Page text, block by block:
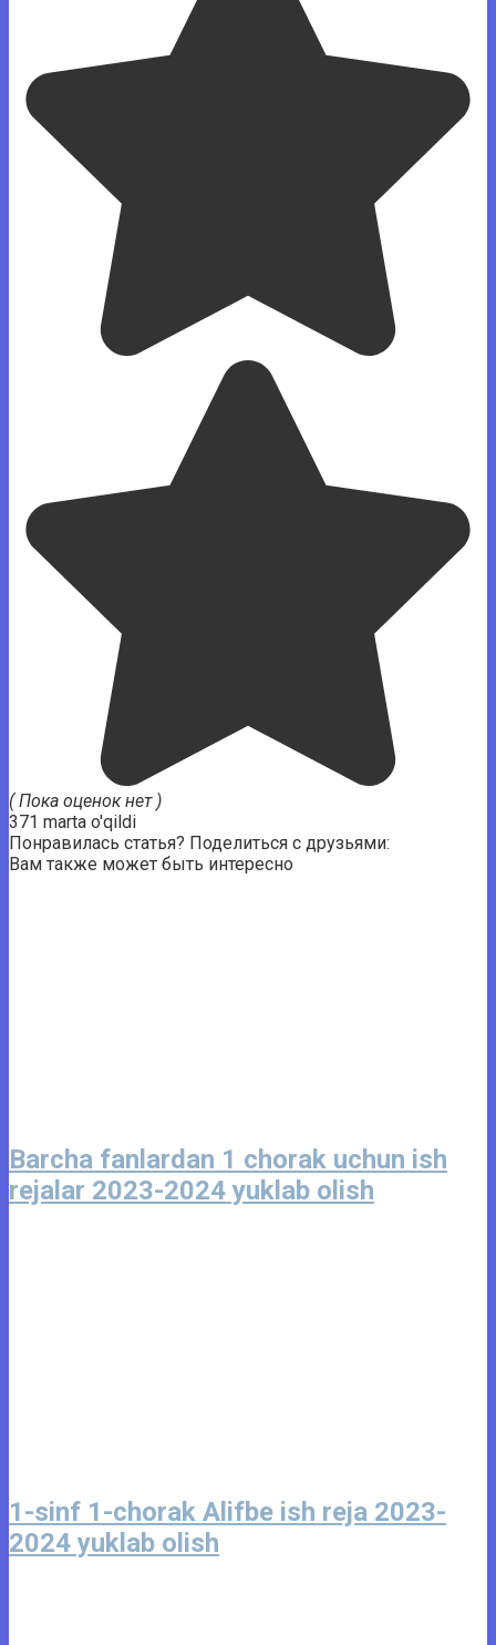
( Пока оценок нет )
371 marta o'qildi
Понравилась статья? Поделиться с друзьями:
Вам также может быть интересно
Barcha fanlardan 1 chorak uchun ish
rejalar 2023-2024 yuklab olish
1-sinf 1-chorak Alifbe ish reja 2023-
2024 yuklab olish